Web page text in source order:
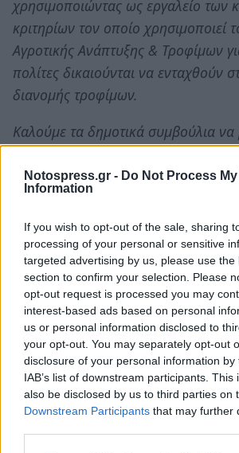
Notospress.gr - Do Not Process
Information
If you wish to opt-out of the sale, sharing
processing of your personal or sensitive
targeted advertising by us, please use the
section to confirm your selection. Please
opt-out request is processed you may
interest-based ads based on personal
us or personal information disclosed to
your opt-out. You may separately opt-out
disclosure of your personal information
IAB’s list of downstream participants.
also be disclosed by us to third parties on
Downstream Participants that may further
χρησιμοποιώντας ως εργαλείο των
κριτηρίων τον οποίο χρησιμοποιεί
Αγροτικής Ανάπτυξης & Τροφίμων
πολίτες δικαιούνται να ενταχθούν
διανομής τροφίμων.
Καλούμε τα δημοτικά συμβούλια
στους λογαριασμούς των
προκαλώντας έριδα μεταξύ τους.
προκληθεί διαμάχη μεταξύ των
συμβεί επανειλημμένα τα
μας. Απεδείχθη πως η τακτική αυτή
καταστροφική. Ως άτομα με
την κατάσταση πολύ έντονα διότι
αναπήρων «μαϊμού» προκάλεσε την
θετικής στάσης της κοινωνίας για
ενίσχυσε την προσπάθεια
κοινωνικού κράτους, η οποία
Καλούμε τους δήμους της Λακωνίας